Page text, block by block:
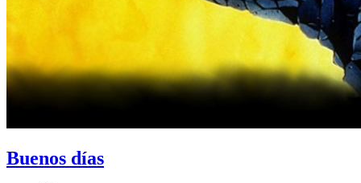
Buenos días